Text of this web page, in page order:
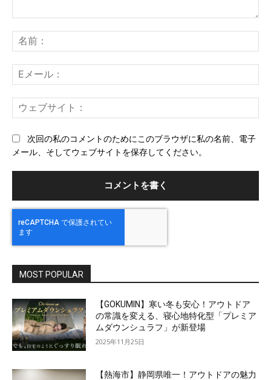
ン
ト：
前
メ
ー
ェ
次回の私のコメントのためにこのブラウザに私の名前、電子
メール、そしてウェブサイトを保存してください。
MOST POPULAR
【GOKUMIN】寒い冬も安心！アウトドア
の常識を変える、寝心地特化型「プレミア
ムダウンシュラフ」が新登場
2025年11月25日
【熱海市】静岡県唯一！アウトドアの魅力